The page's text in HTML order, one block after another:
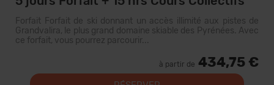
Forfait Forfait de ski donnant un accès illimité aux pistes de
Grandvalira, le plus grand domaine skiable des Pyrénées. Avec
ce forfait, vous pourrez parcourir...
à partir de 434,75 €